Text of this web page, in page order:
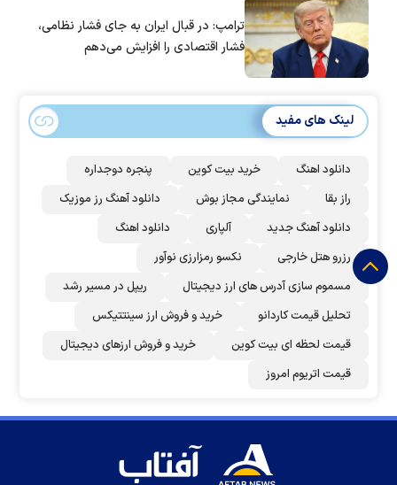
ترامپ: در قبال ایران به جای فشار نظامی،
فشار اقتصادی را افزایش می‌دهم
لینک های مفید
دانلود اهنگ خرید بیت کوین
پنجره دوجداره
راز بقا
نمایندگی مجاز بوش
دانلود آهنگ رز‌ موزیک
دانلود آهنگ جدید
آلپاری
دانلود اهنگ
رزرو هتل خارجی
نکسو رمزارزی نوآور
مسموم سازی آدرس های ارز دیجیتال
ریپل در مسیر رشد
تحلیل قیمت کاردانو
خرید و فروش ارز سینتتیکس
قیمت لحظه ای بیت کوین
خرید و فروش ارزهای دیجیتال
قیمت اتریوم امروز